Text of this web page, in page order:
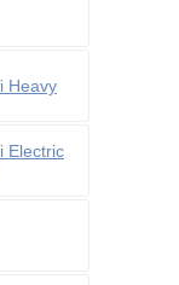
Heavy
Electric